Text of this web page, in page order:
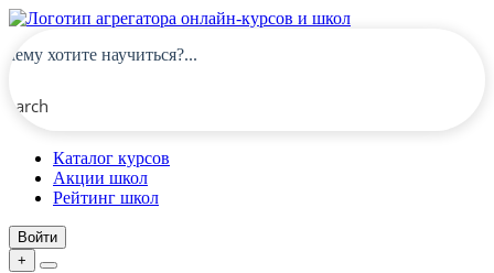
Каталог курсов
Акции школ
Рейтинг школ
Войти
+